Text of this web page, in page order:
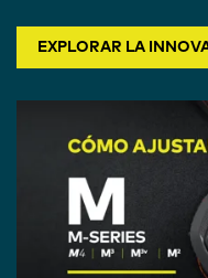
EXPLORAR LA